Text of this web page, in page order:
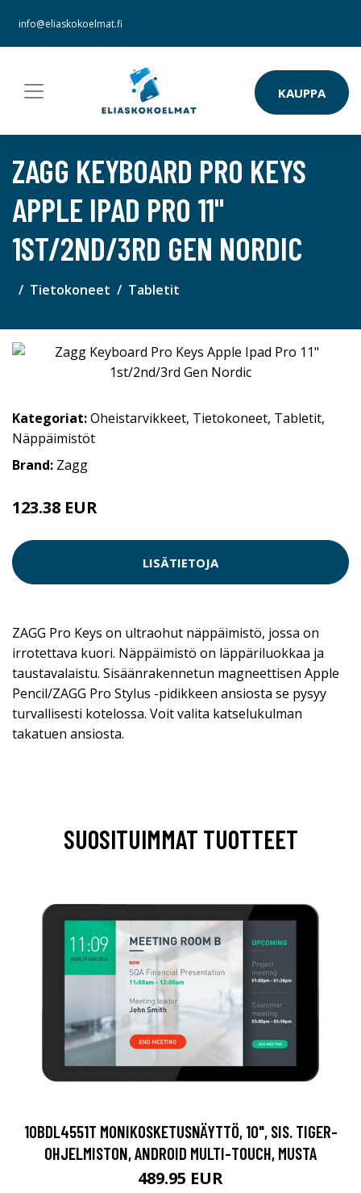
info@eliaskokoelmat.fi
KAUPPA
ZAGG KEYBOARD PRO KEYS
APPLE IPAD PRO 11"
1ST/2ND/3RD GEN NORDIC
Tietokoneet Tabletit
Kategoriat:Oheistarvikkeet, Tietokoneet, Tabletit,
Näppäimistöt
Brand: Zagg
123.38 EUR
LISÄTIETOJA
ZAGG Pro Keys on ultraohut näppäimistö, jossa on
irrotettava kuori. Näppäimistö on läppäriluokkaa ja
taustavalaistu. Sisäänrakennetun magneettisen Apple
Pencil/ZAGG Pro Stylus -pidikkeen ansiosta se pysyy
turvallisesti kotelossa. Voit valita katselukulman
takatuen ansiosta.
SUOSITUIMMAT TUOTTEET
10BDL4551T MONIKOSKETUSNÄYTTÖ, 10", SIS. TIGER-
OHJELMISTON, ANDROID MULTI-TOUCH, MUSTA
489.95 EUR